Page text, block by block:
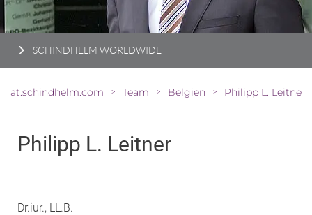
SCHINDHELM WORLDWIDE
at.schindhelm.com > Team > Belgien > Philipp L. Leitner
Philipp L. Leitner
Dr.iur., LL.B.